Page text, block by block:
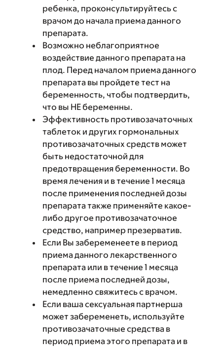
ребенка, проконсультируйтесь с
врачом до начала приема данного
препарата.
Возможно неблагоприятное
воздействие данного препарата на
плод. Перед началом приема данного
препарата вы пройдете тест на
беременность, чтобы подтвердить,
что вы НЕ беременны.
Эффективность противозачаточных
таблеток и других гормональных
противозачаточных средств может
быть недостаточной для
предотвращения беременности. Во
время лечения и в течение 1 месяца
после применения последней дозы
препарата также применяйте какое-
либо другое противозачаточное
средство, например презерватив.
Если Вы забеременеете в период
приема данного лекарственного
препарата или в течение 1 месяца
после приема последней дозы,
немедленно свяжитесь с врачом.
Если ваша сексуальная партнерша
может забеременеть, используйте
противозачаточные средства в
период приема этого препарата и в